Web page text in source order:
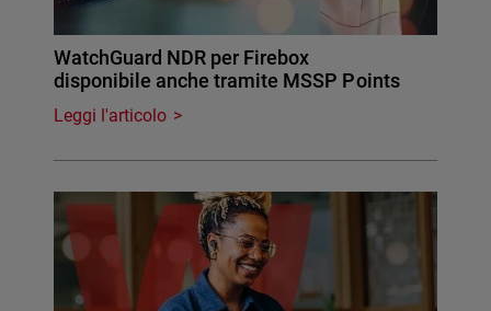
WatchGuard NDR per Firebox
disponibile anche tramite MSSP Points
Leggi l'articolo